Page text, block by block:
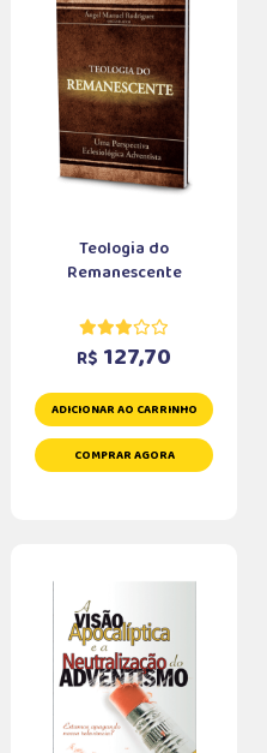
Teologia do
Remanescente
R$ 127,70
ADICIONAR AO CARRINHO
COMPRAR AGORA